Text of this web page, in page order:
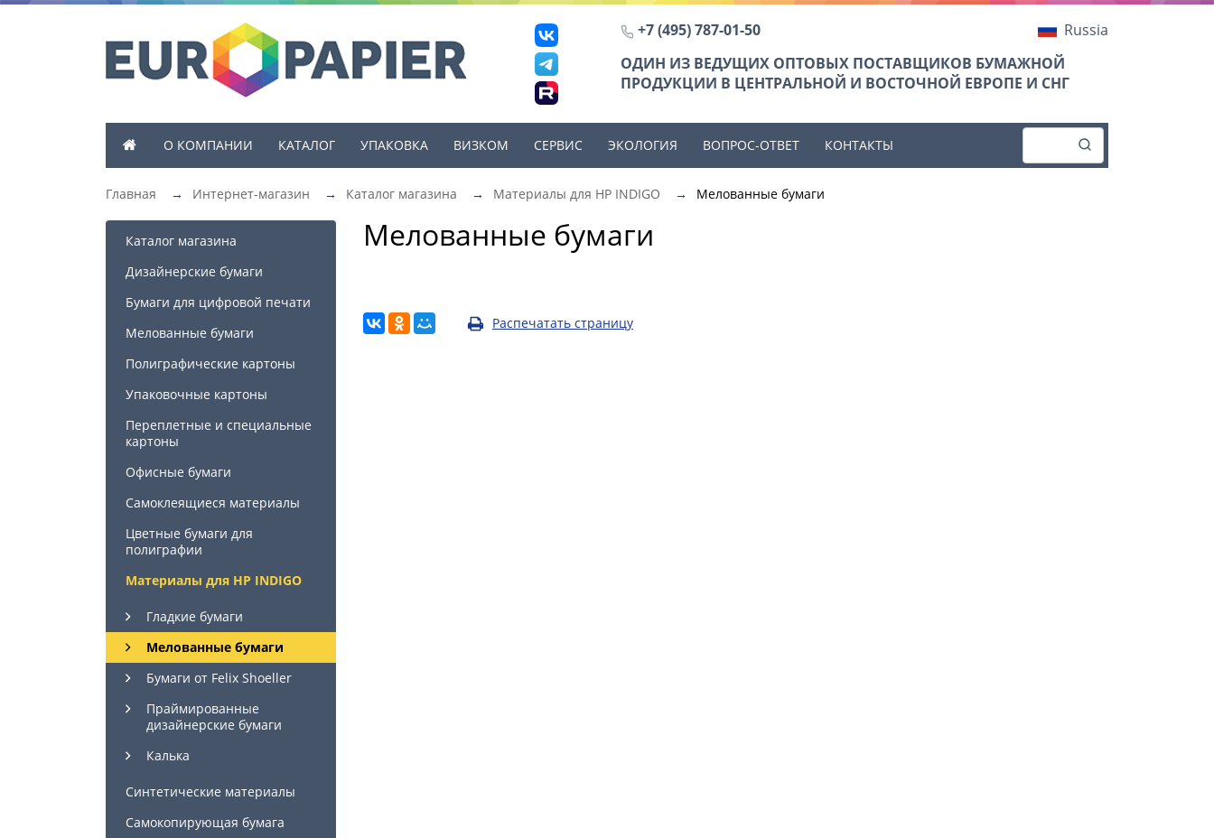
+7 (495) 787-01-50
Russia
ОДИН ИЗ ВЕДУЩИХ ОПТОВЫХ ПОСТАВЩИКОВ БУМАЖНОЙ
ПРОДУКЦИИ В ЦЕНТРАЛЬНОЙ И ВОСТОЧНОЙ ЕВРОПЕ И СНГ
О КОМПАНИИ КАТАЛОГ УПАКОВКА ВИЗКОМ СЕРВИС ЭКОЛОГИЯ ВОПРОС-ОТВЕТ КОНТАКТЫ
Главная → Интернет-магазин → Каталог магазина → Материалы для HP INDIGO → Мелованные бумаги
Каталог магазина
Дизайнерские бумаги
Бумаги для цифровой печати
Мелованные бумаги
Полиграфические картоны
Упаковочные картоны
Переплетные и специальные
картоны
Офисные бумаги
Самоклеящиеся материалы
Цветные бумаги для
полиграфии
Материалы для HP INDIGO
Гладкие бумаги
Мелованные бумаги
Бумаги от Felix Shoeller
Праймированные
дизайнерские бумаги
Калька
Синтетические материалы
Самокопирующая бумага
Мелованные бумаги
Распечатать страницу